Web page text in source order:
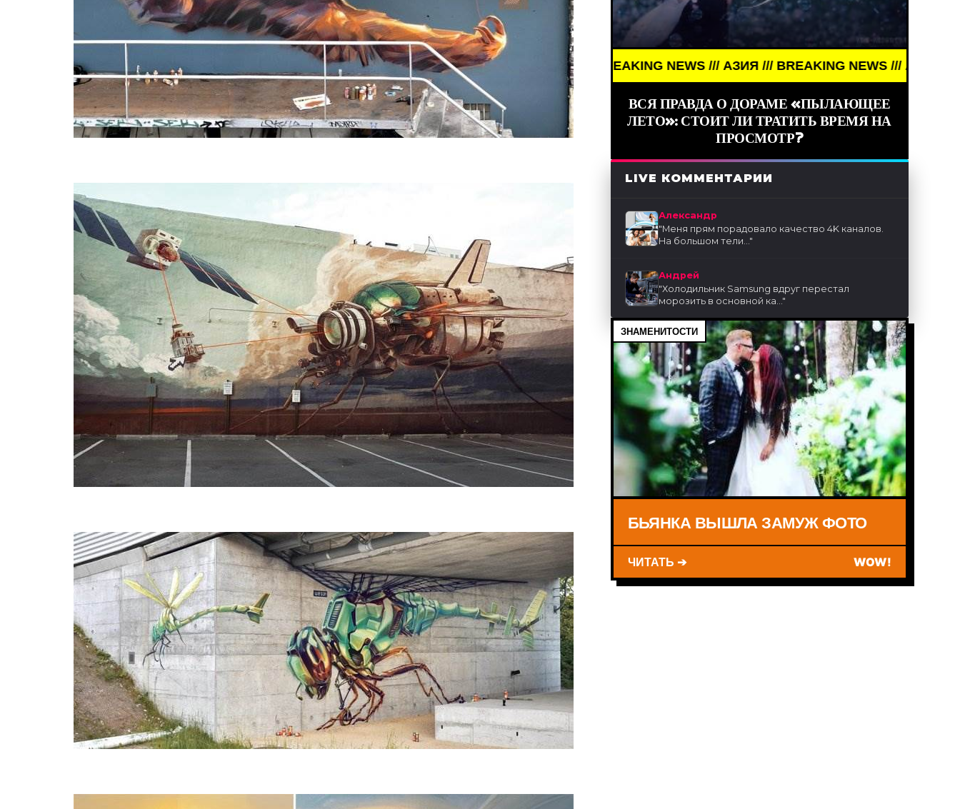
BREAKING NEWS /// АЗИЯ /// BREAKING NEWS /// АЗИЯ ///
ВСЯ ПРАВДА О ДОРАМЕ «ПЫЛАЮЩЕЕ
ЛЕТО»: СТОИТ ЛИ ТРАТИТЬ ВРЕМЯ НА
ПРОСМОТР?
LIVE КОММЕНТАРИИ
Александр
"Меня прям порадовало качество 4K каналов.
На большом тели..."
Андрей
"Холодильник Samsung вдруг перестал
морозить в основной ка..."
ЗНАМЕНИТОСТИ
БЬЯНКА ВЫШЛА ЗАМУЖ ФОТО
ЧИТАТЬ ➔ WOW!